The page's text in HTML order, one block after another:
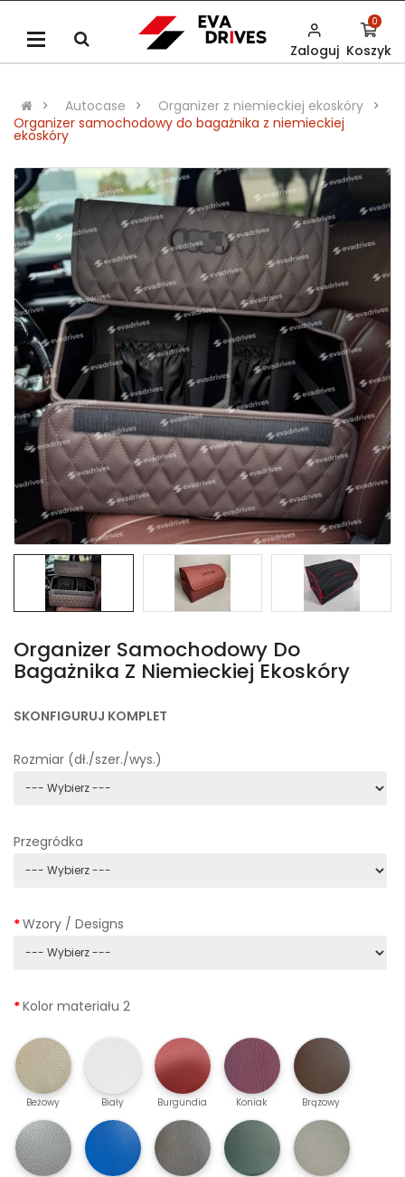
Zaloguj Koszyk
0
Autocase
Organizer z niemieckiej ekoskóry
Organizer samochodowy do bagażnika z niemieckiej
ekoskóry
Organizer Samochodowy Do
Bagażnika Z Niemieckiej Ekoskóry
SKONFIGURUJ KOMPLET
Rozmiar (dł./szer./wys.)
Przegródka
Wzory / Designs
Kolor materiału 2
Beżowy Biały Burgundia Koniak Brązowy